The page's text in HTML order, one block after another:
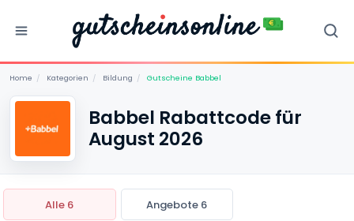
Home / Kategorien / Bildung / Gutscheine Babbel
Babbel Rabattcode für
August 2026
Alle 6 Angebote 6